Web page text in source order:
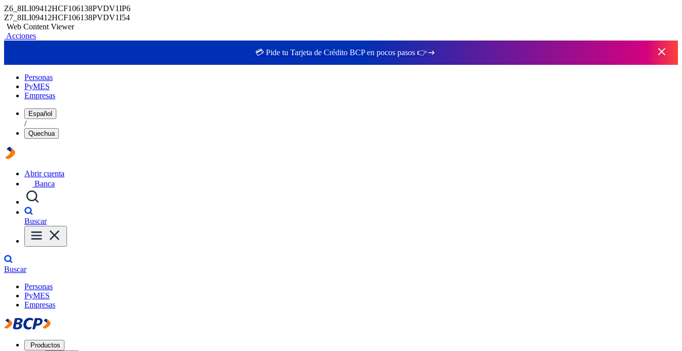
Z6_8ILI09412HCF106138PVDV1IP6
Z7_8ILI09412HCF106138PVDV1I54
Web Content Viewer
Acciones
💳 Pide tu Tarjeta de Crédito BCP en pocos pasos 👉
Personas
PyMES
Empresas
Español
/
Quechua
Abrir cuenta
Banca
Buscar
Buscar
Personas
PyMES
Empresas
Productos